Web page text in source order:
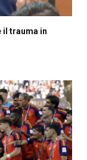
il trauma in